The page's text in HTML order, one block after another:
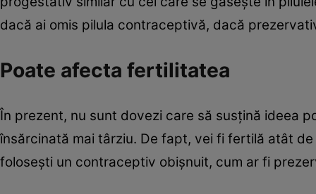
dacă ai omis pilula contraceptivă, dacă
Poate afecta fertilitatea
În prezent, nu sunt dovezi care să susţină ideea
însărcinată mai târziu. De fapt, vei fi fertilă atât
folosești un contraceptiv obișnuit, cum ar fi